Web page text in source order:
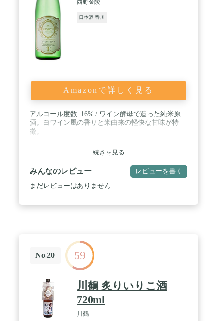
西野金陵
日本酒 香川
Amazonで詳しく見る
アルコール度数: 16% / ワイン酵母で造った純米原
酒。白ワイン風の香りと米由来の軽快な甘味が特
徴。
続きを見る
みんなのレビュー レビューを書く
まだレビューはありません
No.20 59
川鶴 炙りいりこ酒
720ml
川鶴